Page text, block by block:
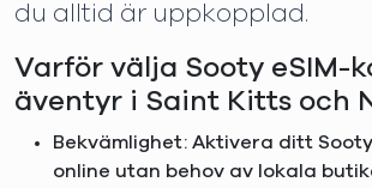
du alltid är uppkopplad.
Varför välja Sooty eSIM-
äventyr i Saint Kitts och
Bekvämlighet: Aktivera ditt
online utan behov av lokala